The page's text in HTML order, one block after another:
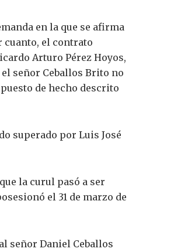
en la que se afirma
cuanto, el contrato
Arturo Pérez Hoyos,
señor Ceballos Brito no
de hecho descrito
superado por Luis José
la curul pasó a ser
el 31 de marzo de
señor Daniel Ceballos